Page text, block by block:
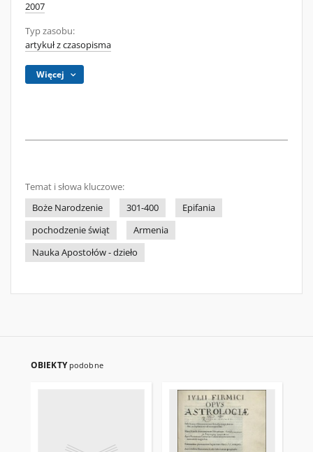
2007
Typ zasobu:
artykuł z czasopisma
Więcej
Temat i słowa kluczowe:
Boże Narodzenie
301-400
Epifania
pochodzenie świąt
Armenia
Nauka Apostołów - dzieło
OBIEKTY podobne